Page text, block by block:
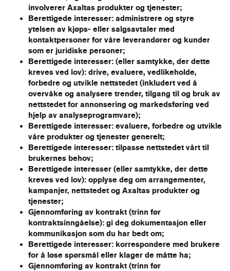
involverer Axaltas produkter og tjenester;
Berettigede interesser: administrere og styre
ytelsen av kjøps- eller salgsavtaler med
kontaktpersoner for våre leverandører og kunder
som er juridiske personer;
Berettigede interesser: (eller samtykke, der dette
kreves ved lov): drive, evaluere, vedlikeholde,
forbedre og utvikle nettstedet (inkludert ved å
overvåke og analysere trender, tilgang til og bruk av
nettstedet for annonsering og markedsføring ved
hjelp av analyseprogramvare);
Berettigede interesser: evaluere, forbedre og utvikle
våre produkter og tjenester generelt;
Berettigede interesser: tilpasse nettstedet vårt til
brukernes behov;
Berettigede interesser (eller samtykke, der dette
kreves ved lov): opplyse deg om arrangementer,
kampanjer, nettstedet og Axaltas produkter og
tjenester;
Gjennomføring av kontrakt (trinn før
kontraktsinngåelse): gi deg dokumentasjon eller
kommunikasjon som du har bedt om;
Berettigede interesser: korrespondere med brukere
for å løse spørsmål eller klager de måtte ha;
Gjennomføring av kontrakt (trinn før